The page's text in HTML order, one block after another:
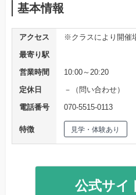
基本情報
アクセス
※クラスにより開催
最寄り駅
営業時間
10:00～20:20
定休日
－（問い合わせ）
電話番号
070-5515-0113
特徴 見学・体験あり
公式サイ